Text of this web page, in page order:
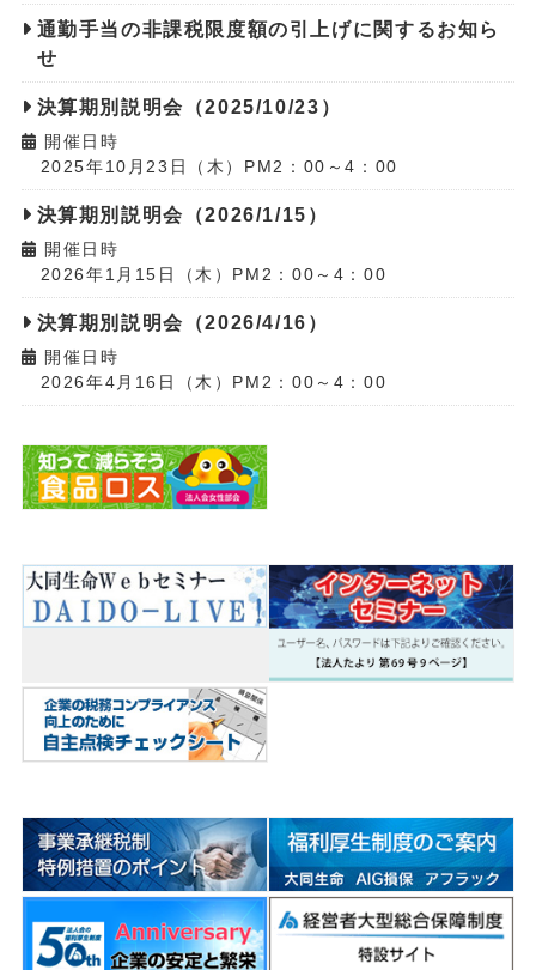
通勤手当の非課税限度額の引上げに関するお知ら
せ
決算期別説明会（2025/10/23）
開催日時
2025年10月23日（木）PM2：00～4：00
決算期別説明会（2026/1/15）
開催日時
2026年1月15日（木）PM2：00～4：00
決算期別説明会（2026/4/16）
開催日時
2026年4月16日（木）PM2：00～4：00